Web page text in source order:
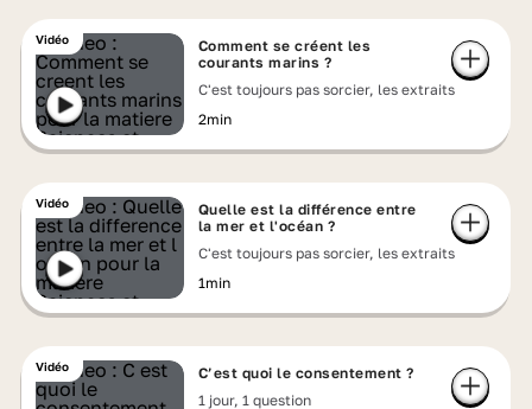
Vidéo
Comment se créent les
courants marins ?
C'est toujours pas sorcier, les extraits
2min
Vidéo
Quelle est la différence entre
la mer et l'océan ?
C'est toujours pas sorcier, les extraits
1min
Vidéo
C’est quoi le consentement ?
1 jour, 1 question